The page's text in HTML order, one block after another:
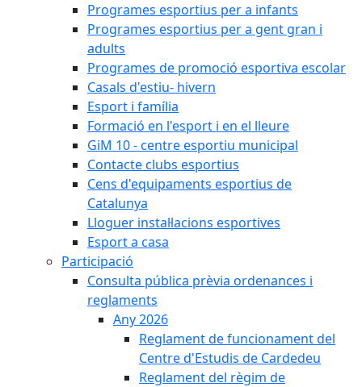
Programes esportius per a infants
Programes esportius per a gent gran i
adults
Programes de promoció esportiva escolar
Casals d'estiu- hivern
Esport i família
Formació en l'esport i en el lleure
GiM 10 - centre esportiu municipal
Contacte clubs esportius
Cens d'equipaments esportius de
Catalunya
Lloguer instal·lacions esportives
Esport a casa
Participació
Consulta pública prèvia ordenances i
reglaments
Any 2026
Reglament de funcionament del
Centre d'Estudis de Cardedeu
Reglament del règim de